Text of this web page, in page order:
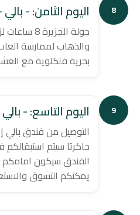
8 اليوم الثامن: -
جولة
والذهاب لممارسة
بحرية فلكلوية مع
9 اليوم التاسع: -
التوصيل من فندق بالي
جاكرتا سيتم
الفندق سيكون
يمكنكم التسوق